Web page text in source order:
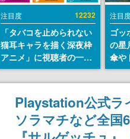
注目度 12232
「タバコを止められない
猫耳キャラを描く深夜枠
アニメ」に視聴者の一部
から批判意見。違法薬物
の使用と思しき描写も含
めて、BPOが議論を交わ
注目
ゴッ
の星
傘や
登場
日間
Playstation公式ラ
ソラマチなど全国